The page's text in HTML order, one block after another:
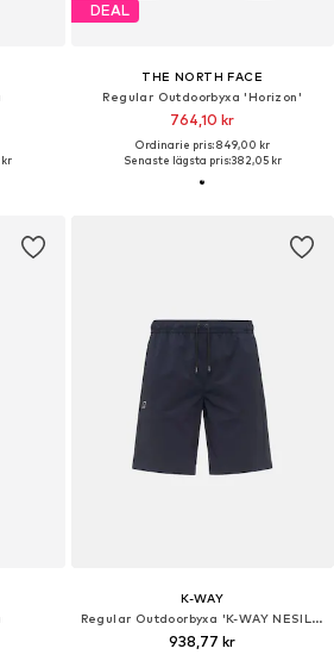
DEAL
THE NORTH FACE
Regular Outdoorbyxa 'Horizon'
764,10 kr
Ordinarie pris: 849,00 kr
Senaste lägsta pris:382,05 kr
K-WAY
Regular Outdoorbyxa 'K-WAY NESILIER TRAVEL BERMUDA'
938,77 kr